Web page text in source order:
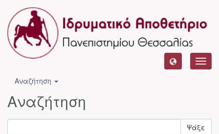
Αναζήτηση
Αναζήτηση
Ψάξε